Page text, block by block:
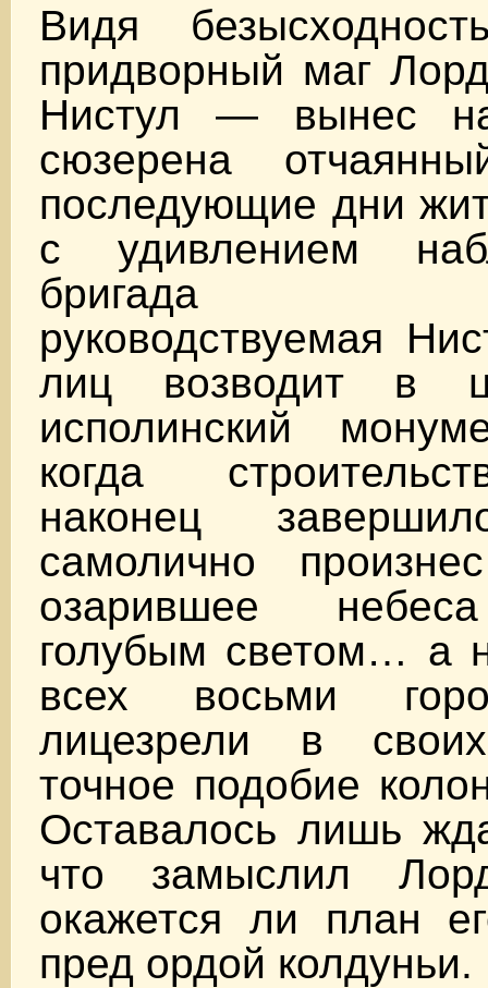
Видя
придворный маг
Нистул — вынес
сюзерена
последующие дни
с удивлением
бригада
руководствуемая
лиц возводит в
исполинский
когда
наконец
самолично
озарившее
голубым светом… а
всех восьми
лицезрели в
точное подобие
Оставалось лишь
что замыслил
окажется ли план
пред ордой колдуньи.